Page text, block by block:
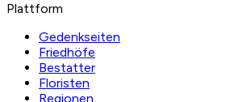
Plattform
Gedenkseiten
Friedhöfe
Bestatter
Floristen
Regionen